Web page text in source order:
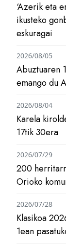
‘Azerik eta
ikusteko
eskuragai
Abuztuaren
emango du
2026/08/05
Karela
17tik 30era
2026/08/04
200
Orioko
2026/07/29
Klasikoa
1ean
2026/07/28